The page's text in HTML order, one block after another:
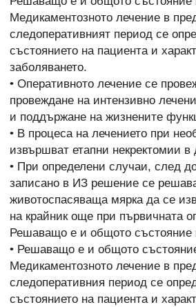
Медикаментозното лечение в
следоперативният период се
състоянието на пациента и
заболяването.
• Оперативното лечение се
провеждане на интензивно
и поддържане на жизнените
• В процеса на лечението при
извършват етапни некректомии
• При определени случаи, след
записано в ИЗ решение се
животоспасяваща мярка да се
на крайник още при първичната
Решаващо е и общото състояние
• Решаващо е и общото
Медикаментозното лечение в
следоперативния период се
състоянието на пациента и